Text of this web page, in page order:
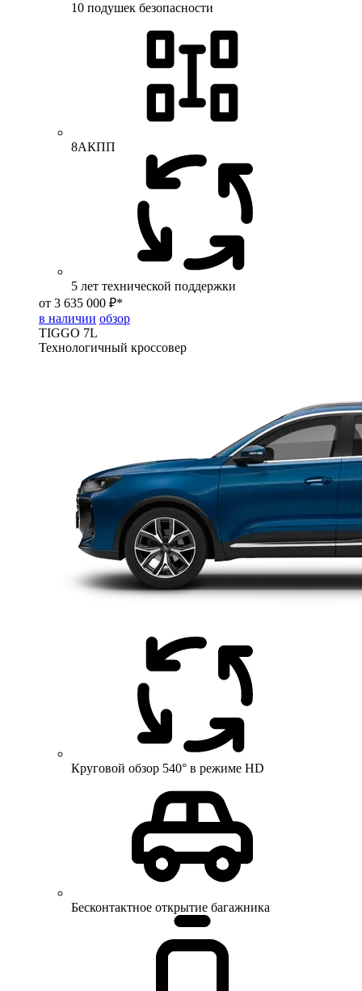
10 подушек безопасности
8АКПП
5 лет технической поддержки
от 3 635 000 ₽*
в наличии обзор
TIGGO 7L
Технологичный кроссовер
Круговой обзор 540° в режиме HD
Бесконтактное открытие багажника